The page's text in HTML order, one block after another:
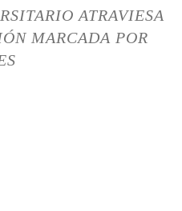
ATRAVIESA
MARCADA POR